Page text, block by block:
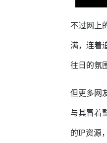
不过网上
满，连着
往日的氛
但更多网
与其冒着
的IP资源